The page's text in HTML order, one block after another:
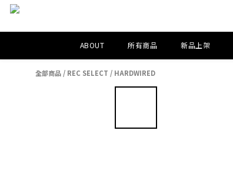
ABOUT 所有商品 新品上架
全部商品 / REC SELECT / HARDWIRED